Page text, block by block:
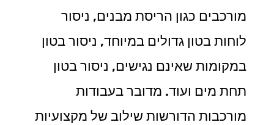
מורכבים כגון הריסת מבנים, ניסור
לוחות בטון גדולים במיוחד, ניסור בטון
במקומות שאינם נגישים, ניסור בטון
תחת מים ועוד. מדובר בעבודות
מורכבות הדורשות שילוב של מקצועיות